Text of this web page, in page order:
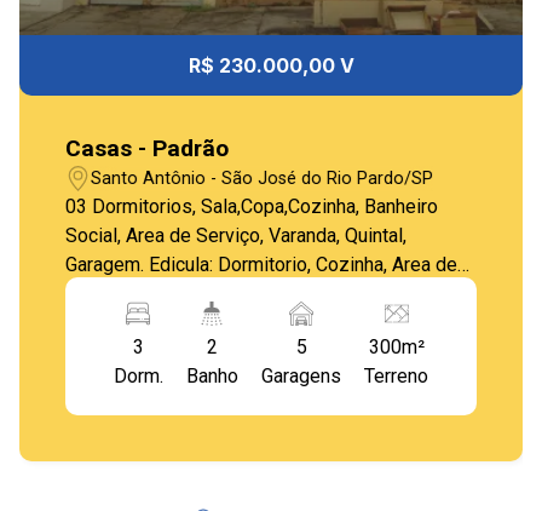
R$ 230.000,00 V
Casas - Padrão
Santo Antônio - São José do Rio Pardo/SP
03 Dormitorios, Sala,Copa,Cozinha, Banheiro
Social, Area de Serviço, Varanda, Quintal,
Garagem. Edicula: Dormitorio, Cozinha, Area de
Serviço, Dispensa.
3
Dorm.
2
Banho
5
Garagens
300m²
Terreno